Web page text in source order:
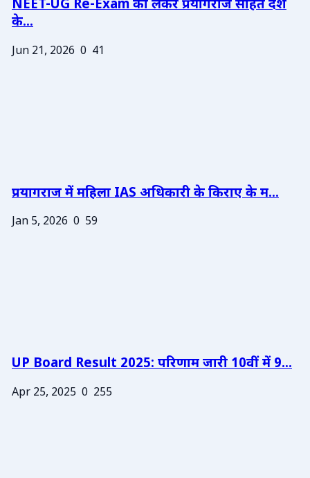
NEET-UG Re-Exam को लेकर प्रयागराज सहित देश
के...
Jun 21, 2026 0 41
प्रयागराज में महिला IAS अधिकारी के किराए के म...
Jan 5, 2026 0 59
UP Board Result 2025: परिणाम जारी 10वीं में 9...
Apr 25, 2025 0 255